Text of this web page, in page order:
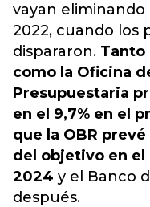
vayan eliminando
2022, cuando los
dispararon. Tanto
como la Oficina
Presupuestaria
en el 9,7% en el
que la OBR
del objetivo en
2024 y el Banco
después.